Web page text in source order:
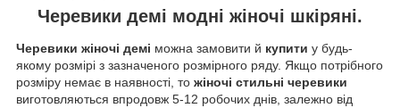
Черевики демі модні жіночі шкіряні.
Черевики жіночі демі можна замовити й купити у будь-
якому розмірі з зазначеного розмірного ряду. Якщо потрібного
розміру немає в наявності, то жіночі стильні черевики
виготовляються впродовж 5-12 робочих днів, залежно від